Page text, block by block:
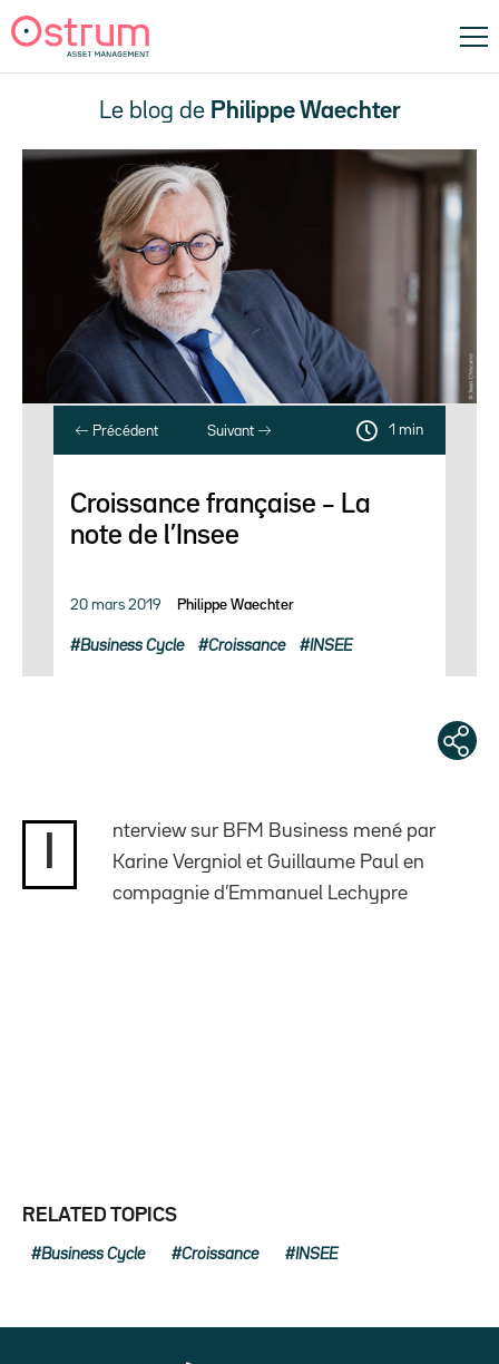
Le blog de Philippe Waechter
Précédent Suivant 1 min
Croissance française – La
note de l’Insee
20 mars 2019 Philippe Waechter
Business Cycle Croissance INSEE
nterview sur BFM Business mené par
Karine Vergniol et Guillaume Paul en
compagnie d’Emmanuel Lechypre
RELATED TOPICS
Business Cycle Croissance INSEE